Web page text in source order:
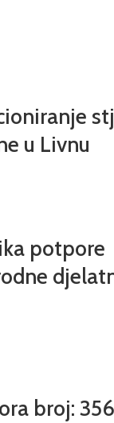
u Livnu
potpore
broj: